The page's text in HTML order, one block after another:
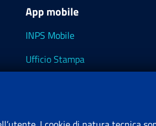
App mobile
INPS Mobile
Ufficio Stampa